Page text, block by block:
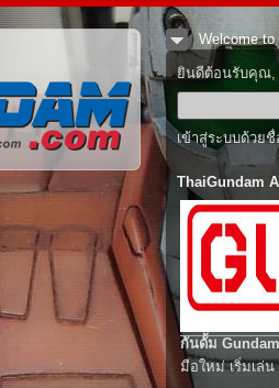
Welcome to
ยินดีต้อนรับคุณ,
เข้าสู่ระบบด้วย
ThaiGundam
กันดั้ม
มือใหม่ เริ่มเล่น